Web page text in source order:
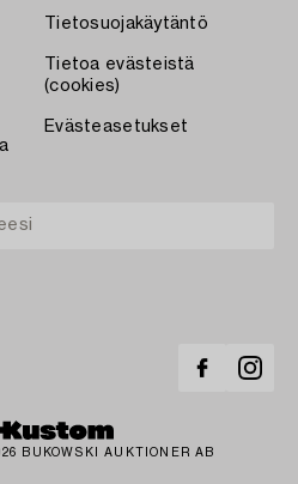
Tietosuojakäytäntö
Tietoa evästeistä
(cookies)
Evästeasetukset
BUKOWSKI AUKTIONER AB